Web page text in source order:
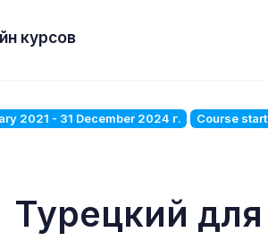
курсов
2021 - 31 December 2024 г. Course
Турецкий